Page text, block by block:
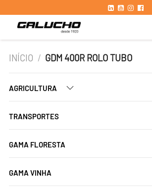
INÍCIO / GDM 400R ROLO TUBO
AGRICULTURA
TRANSPORTES
GAMA FLORESTA
GAMA VINHA